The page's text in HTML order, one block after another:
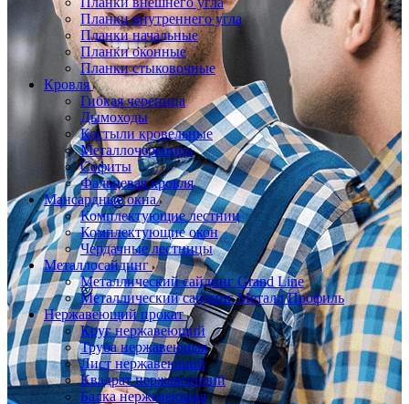
Планки внутреннего угла
Планки начальные
Планки оконные
Планки стыковочные
Кровля
Гибкая черепица
Дымоходы
Костыли кровельные
Металлочерепица
Софиты
Фальцевая кровля
Мансардные окна
Комплектующие лестниц
Комплектующие окон
Чердачные лестницы
Металлосайдинг
Металлический сайдинг Grand Line
Металлический сайдинг Металл Профиль
Нержавеющий прокат
Круг нержавеющий
Труба нержавеющая
Лист нержавеющий
Квадрат нержавеющий
Балка нержавеющая